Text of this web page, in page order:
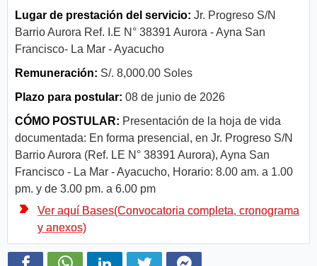
Lugar de prestación del servicio: Jr. Progreso S/N
Barrio Aurora Ref. I.E N° 38391 Aurora - Ayna San
Francisco- La Mar - Ayacucho
Remuneración: S/. 8,000.00 Soles
Plazo para postular: 08 de junio de 2026
CÓMO POSTULAR: Presentación de la hoja de vida
documentada: En forma presencial, en Jr. Progreso S/N
Barrio Aurora (Ref. LE N° 38391 Aurora), Ayna San
Francisco - La Mar - Ayacucho, Horario: 8.00 am. a 1.00
pm. y de 3.00 pm. a 6.00 pm
Ver aquí Bases(Convocatoria completa, cronograma
y anexos)